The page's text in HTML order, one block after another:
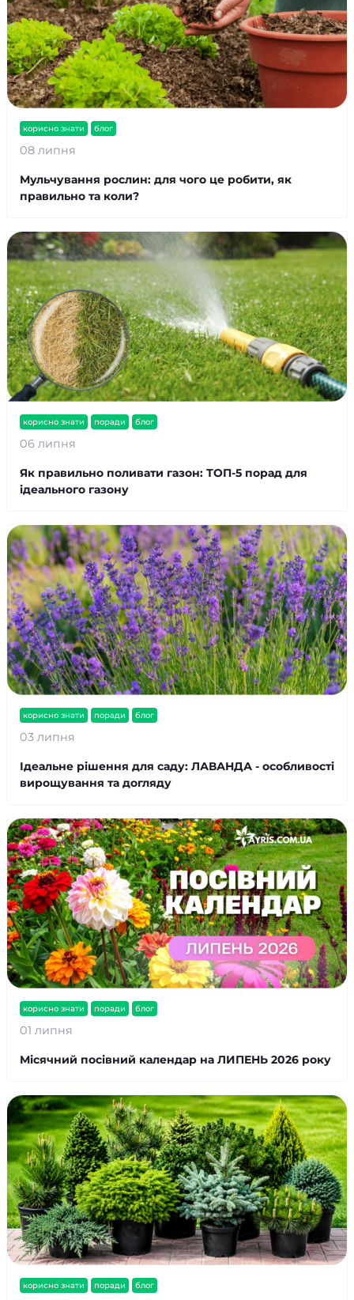
корисно знати блог
08 липня
Мульчування рослин: для чого це робити, як
правильно та коли?
корисно знати поради блог
06 липня
Як правильно поливати газон: ТОП-5 порад для
ідеального газону
корисно знати поради блог
03 липня
Ідеальне рішення для саду: ЛАВАНДА - особливості
вирощування та догляду
корисно знати поради блог
01 липня
Місячний посівний календар на ЛИПЕНЬ 2026 року
корисно знати поради блог